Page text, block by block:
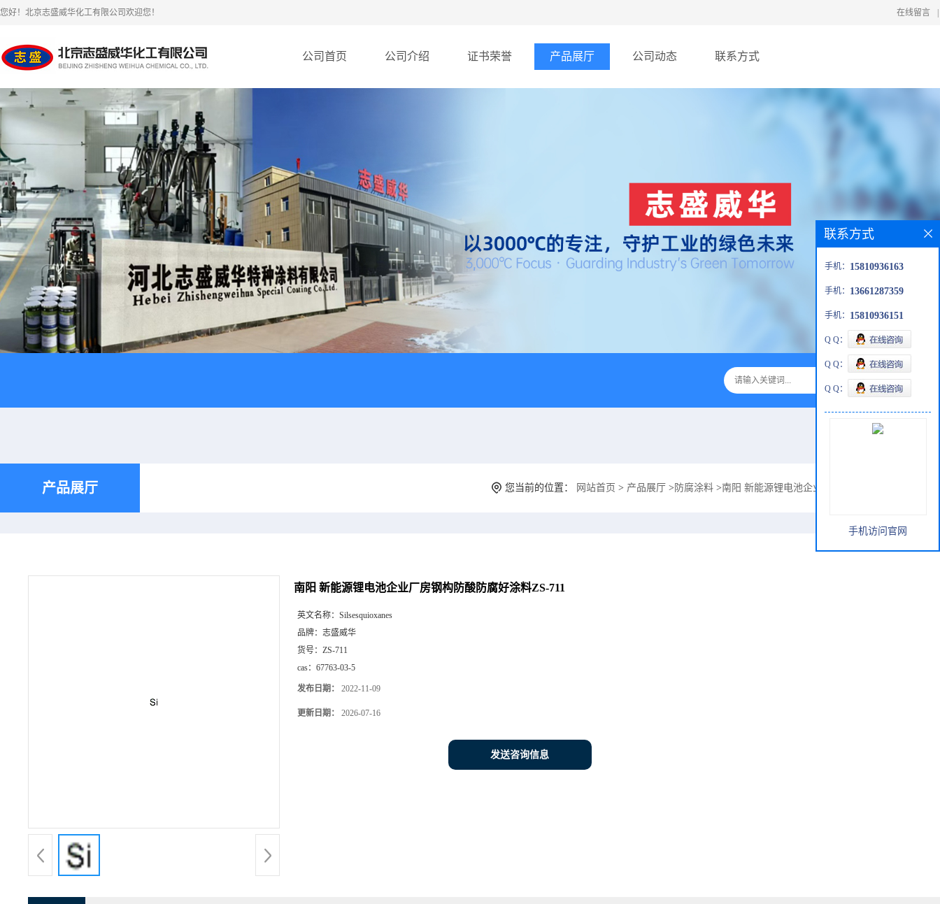
您好！北京志盛威华化工有限公司欢迎您！ 在线留言
公司首页 公司介绍 证书荣誉 产品展厅 公司动态 联系方式
产品展厅 您当前的位置： 网站首页 > 产品展厅 > 防腐涂料 >南阳 新能源锂电池企业厂房钢构防酸防腐好涂料
南阳 新能源锂电池企业厂房钢构防酸防腐好涂料ZS-711
英文名称： Silsesquioxanes
品牌： 志盛威华
货号： ZS-711
cas： 67763-03-5
发布日期： 2022-11-09
更新日期： 2026-07-16
发送咨询信息
联系方式
手机： 15810936163
手机： 13661287359
手机： 15810936151
Q Q：
Q Q：
Q Q：
手机访问官网